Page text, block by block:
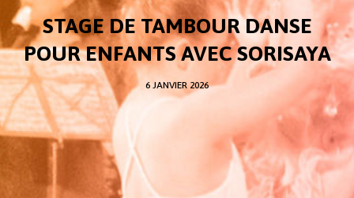
STAGE DE TAMBOUR DANSE
POUR ENFANTS AVEC SORISAYA
6 JANVIER 2026